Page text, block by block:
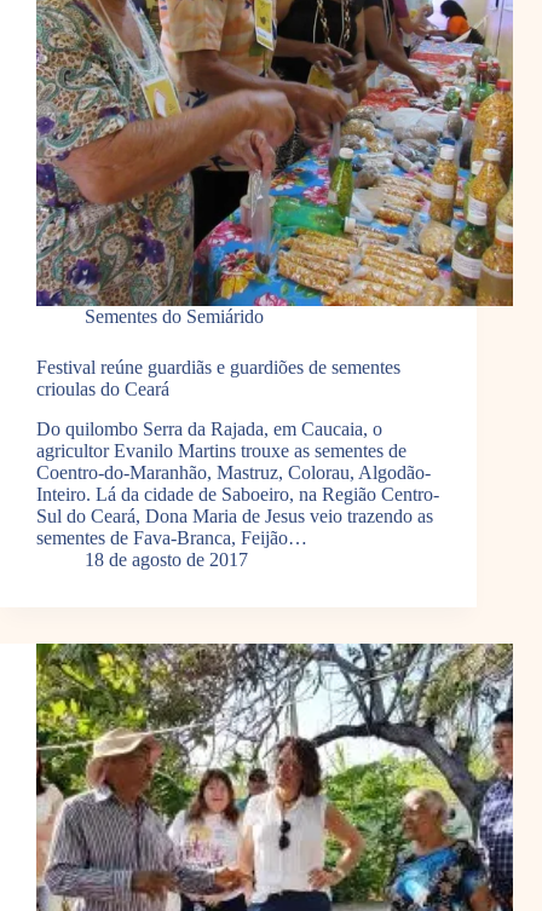
Sementes do Semiárido
Festival reúne guardiãs e guardiões de sementes
crioulas do Ceará
Do quilombo Serra da Rajada, em Caucaia, o
agricultor Evanilo Martins trouxe as sementes de
Coentro-do-Maranhão, Mastruz, Colorau, Algodão-
Inteiro. Lá da cidade de Saboeiro, na Região Centro-
Sul do Ceará, Dona Maria de Jesus veio trazendo as
sementes de Fava-Branca, Feijão…
18 de agosto de 2017